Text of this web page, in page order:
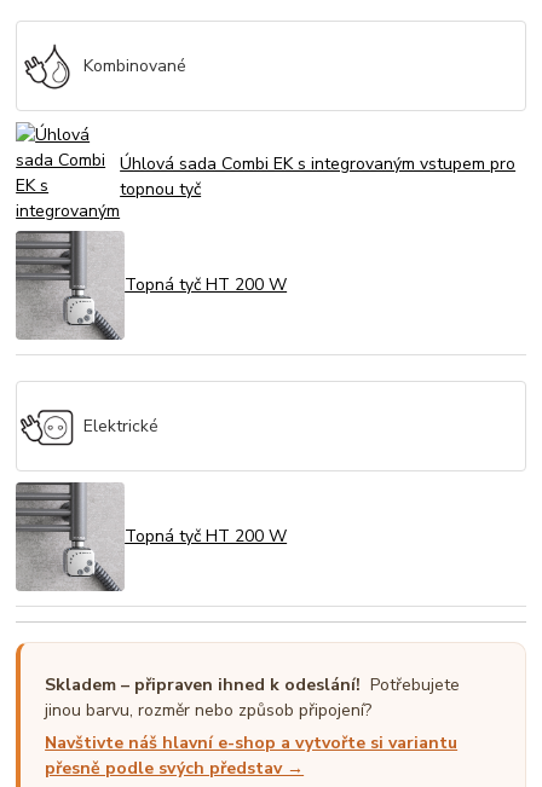
Kombinované
Úhlová sada Combi EK s integrovaným vstupem pro
topnou tyč
Topná tyč HT 200 W
Elektrické
Topná tyč HT 200 W
Skladem – připraven ihned k odeslání! Potřebujete
jinou barvu, rozměr nebo způsob připojení?
Navštivte náš hlavní e-shop a vytvořte si variantu
přesně podle svých představ →